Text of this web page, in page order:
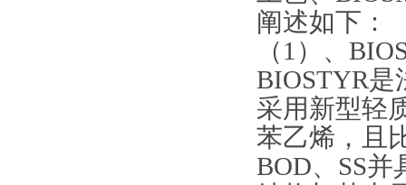
阐述如下：
（1）、
BIOSTYR是
采用新型轻
苯乙烯，且
BOD、SS